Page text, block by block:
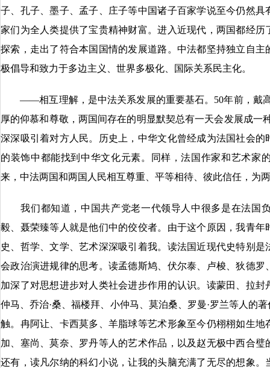
子、孔子、墨子、孟子、庄子等中国诸子百家学说至今仍然
家们为全人类提供了宝贵精神财富。进入近现代，两国都经
探索，走出了符合本国国情的发展道路。中法都坚持独立自
极倡导和致力于多边主义、世界多极化、国际关系民主化。
——相互理解，是中法关系发展的重要基石。50年前，戴高
厚的仰慕和尊敬，两国间存在的明显默契总有一天会发展成一
深深吸引着对方人民。历史上，中华文化曾经成为法国社会
的装饰中都能找到中华文化元素。同样，法国作家和艺术家
来，中法两国和两国人民相互尊重、平等相待、彼此信任，为
我们都知道，中国共产党老一代领导人中很多是在法国
毅、聂荣臻等人就是他们中的佼佼者。由于这个原因，我青
史、哲学、文学、艺术深深吸引着我。读法国近现代史特别
会政治演进规律的思考。读孟德斯鸠、伏尔泰、卢梭、狄德
加深了对思想进步对人类社会进步作用的认识。读蒙田、拉
仲马、乔治·桑、福楼拜、小仲马、莫泊桑、罗曼·罗兰等人的
触。冉阿让、卡西莫多、羊脂球等艺术形象至今仍栩栩如生
加、塞尚、莫奈、罗丹等人的艺术作品，以及赵无极中西合
还有，读凡尔纳的科幻小说，让我的头脑充满了无尽的想象